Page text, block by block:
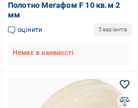
Полотно Мегафом F 10 кв.м 2
мм
оцінити 5 варіантів
Немає в наявності